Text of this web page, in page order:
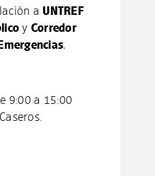
aUNTREF
y Corredor
,
9:00 a 15:00